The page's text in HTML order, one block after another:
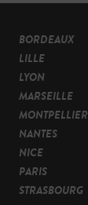
BORDEAUX
LILLE
LYON
MARSEILLE
MONTPELLIER
NANTES
NICE
PARIS
STRASBOURG